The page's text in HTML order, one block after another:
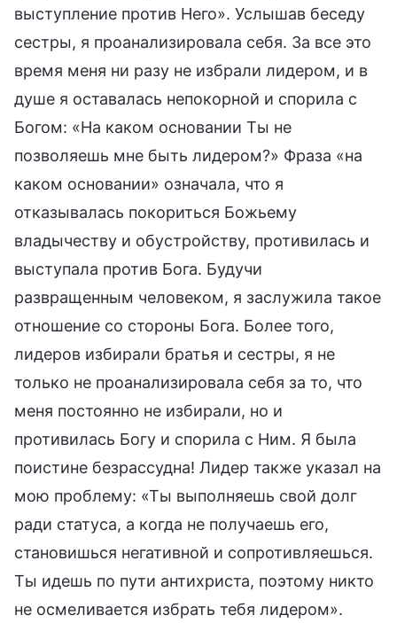
выступление против Него». Услышав беседу
сестры, я проанализировала себя. За все это
время меня ни разу не избрали лидером, и в
душе я оставалась непокорной и спорила с
Богом: «На каком основании Ты не
позволяешь мне быть лидером?» Фраза «на
каком основании» означала, что я
отказывалась покориться Божьему
владычеству и обустройству, противилась и
выступала против Бога. Будучи
развращенным человеком, я заслужила такое
отношение со стороны Бога. Более того,
лидеров избирали братья и сестры, я не
только не проанализировала себя за то, что
меня постоянно не избирали, но и
противилась Богу и спорила с Ним. Я была
поистине безрассудна! Лидер также указал на
мою проблему: «Ты выполняешь свой долг
ради статуса, а когда не получаешь его,
становишься негативной и сопротивляешься.
Ты идешь по пути антихриста, поэтому никто
не осмеливается избрать тебя лидером».